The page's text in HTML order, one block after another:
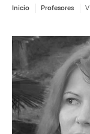
Inicio Profesores